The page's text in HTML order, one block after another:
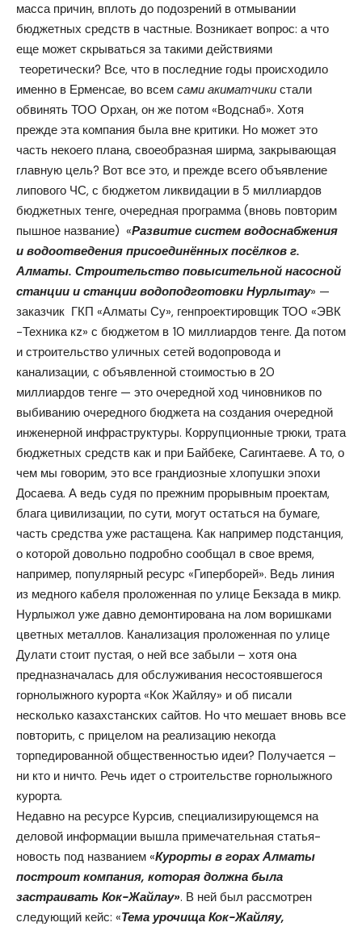
масса причин, вплоть до подозрений в отмывании
бюджетных средств в частные. Возникает вопрос: а что
еще может скрываться за такими действиями
теоретически? Все, что в последние годы происходило
именно в Ерменсае, во всем сами акиматчики стали
обвинять ТОО Орхан, он же потом «Водснаб». Хотя
прежде эта компания была вне критики. Но может это
часть некоего плана, своеобразная ширма, закрывающая
главную цель? Вот все это, и прежде всего объявление
липового ЧС, с бюджетом ликвидации в 5 миллиардов
бюджетных тенге, очередная программа (вновь повторим
пышное название) «Развитие систем водоснабжения
и водоотведения присоединённых посёлков г.
Алматы. Строительство повысительной насосной
станции и станции водоподготовки Нурлытау» —
заказчик ГКП «Алматы Су», генпроектировщик ТОО «ЭВК
-Техника кz» с бюджетом в 10 миллиардов тенге. Да потом
и строительство уличных сетей водопровода и
канализации, с объявленной стоимостью в 20
миллиардов тенге — это очередной ход чиновников по
выбиванию очередного бюджета на создания очередной
инженерной инфраструктуры. Коррупционные трюки, трата
бюджетных средств как и при Байбеке, Сагинтаеве. А то, о
чем мы говорим, это все грандиозные хлопушки эпохи
Досаева. А ведь судя по прежним прорывным проектам,
блага цивилизации, по сути, могут остаться на бумаге,
часть средства уже растащена. Как например подстанция,
о которой довольно подробно сообщал в свое время,
например, популярный ресурс «Гиперборей». Ведь линия
из медного кабеля проложенная по улице Бекзада в микр.
Нурлыжол уже давно демонтирована на лом воришками
цветных металлов. Канализация проложенная по улице
Дулати стоит пустая, о ней все забыли – хотя она
предназначалась для обслуживания несостоявшегося
горнолыжного курорта «Кок Жайляу» и об писали
несколько казахстанских сайтов. Но что мешает вновь все
повторить, с прицелом на реализацию некогда
торпедированной общественностью идеи? Получается –
ни кто и ничто. Речь идет о строительстве горнолыжного
курорта.
Недавно на ресурсе Курсив, специализирующемся на
деловой информации вышла примечательная статья-
новость под названием «Курорты в горах Алматы
построит компания, которая должна была
застраивать Кок-Жайлау». В ней был рассмотрен
следующий кейс: «Тема урочища Кок-Жайляу,